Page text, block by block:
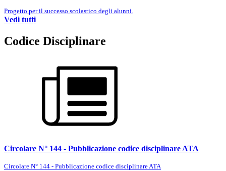
Progetto per il successo scolastico degli alunni.
Vedi tutti
Codice Disciplinare
Circolare N° 144 - Pubblicazione codice disciplinare ATA
Circolare N° 144 - Pubblicazione codice disciplinare ATA